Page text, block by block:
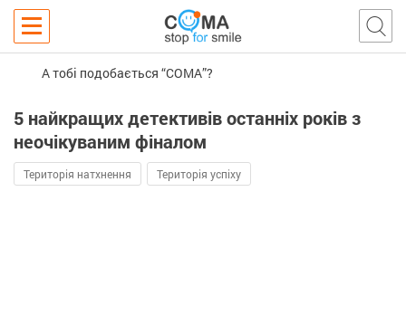
А тобі подобається “COMA”?
5 найкращих детективів останніх років з
неочікуваним фіналом
Територія натхнення Територія успіху